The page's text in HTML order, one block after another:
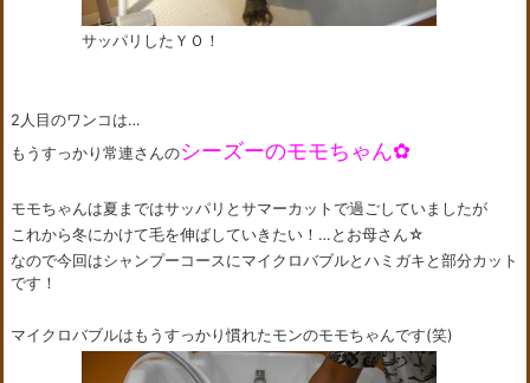
サッパリしたＹＯ！
2人目のワンコは…
もうすっかり常連さんのシーズーのモモちゃん✿
モモちゃんは夏まではサッパリとサマーカットで過ごしていましたが
これから冬にかけて毛を伸ばしていきたい！…とお母さん☆
なので今回はシャンプーコースにマイクロバブルとハミガキと部分カット
です！
マイクロバブルはもうすっかり慣れたモンのモモちゃんです(笑)